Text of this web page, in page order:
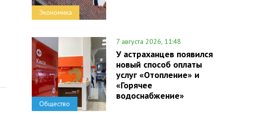
Экономика
Общество
7 августа 2026, 11:48
У астраханцев появился
новый способ оплаты
услуг «Отопление» и
«Горячее
водоснабжение»